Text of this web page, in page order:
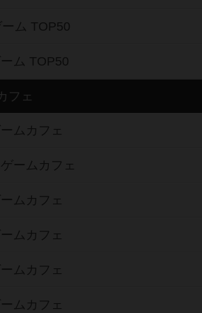
ム TOP50
ム TOP50
フェ
ムカフェ
ームカフェ
ムカフェ
ムカフェ
ムカフェ
ムカフェ